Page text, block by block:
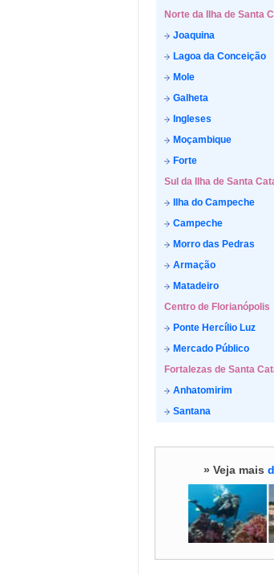
Norte da Ilha de Santa
Joaquina
Lagoa da Conceição
Mole
Galheta
Ingleses
Moçambique
Forte
Sul da Ilha de Santa
Ilha do Campeche
Campeche
Morro das Pedras
Armação
Matadeiro
Centro de Florianópolis
Ponte Hercílio Luz
Mercado Público
Fortalezas de Santa
Anhatomirim
Santana
» Veja mais